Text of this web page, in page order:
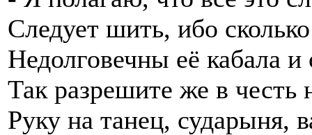
Следует шить, ибо
Недолговечны её кабала и
Так разрешите же в честь
Руку на танец, сударыня,